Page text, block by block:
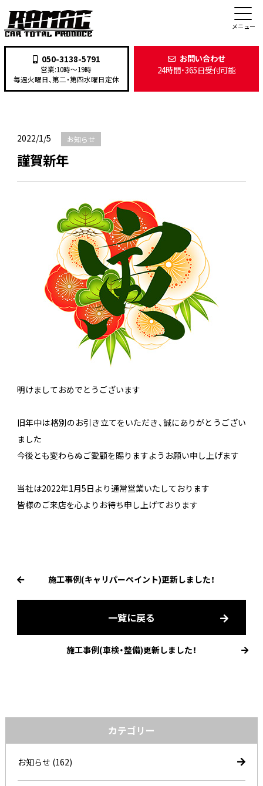
メニュー
050-3138-5791
営業:10時〜19時
毎週火曜日、第二・第四水曜日定休
お問い合わせ
24時間・365日受付可能
TOP 新着情報>お知らせ>謹賀新年
2022/1/5 お知らせ
謹賀新年
明けましておめでとうございます
旧年中は格別のお引き立てをいただき、誠にありがとうござい
ました
今後とも変わらぬご愛顧を賜りますようお願い申し上げます
当社は2022年1月5日より通常営業いたしております
皆様のご来店を心よりお待ち申し上げております
施工事例(キャリパーペイント)更新しました！
一覧に戻る
施工事例(車検・整備)更新しました！
カテゴリー
お知らせ (162)